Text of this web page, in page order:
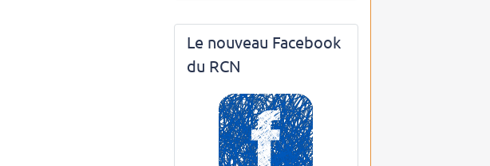
Le nouveau Facebook
du RCN